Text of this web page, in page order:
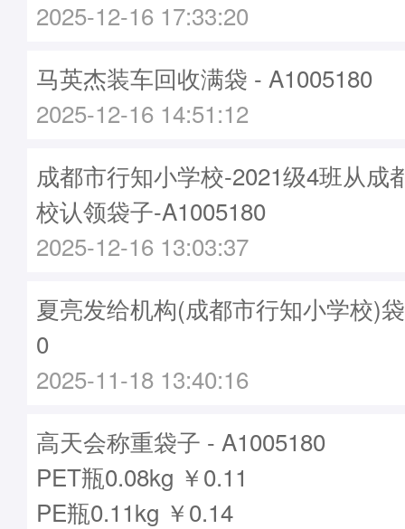
2025-12-16 17:33:20
马英杰装车回收满袋 - A1005180
2025-12-16 14:51:12
成都市行知小学校-2021级4班从成
校认领袋子-A1005180
2025-12-16 13:03:37
夏亮发给机构(成都市行知小学校)
0
2025-11-18 13:40:16
高天会称重袋子 - A1005180
PET瓶0.08kg ￥0.11
PE瓶0.11kg ￥0.14